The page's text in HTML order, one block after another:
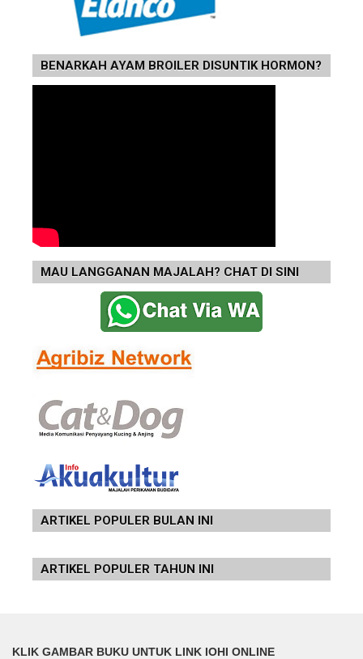
BENARKAH AYAM BROILER DISUNTIK HORMON?
MAU LANGGANAN MAJALAH? CHAT DI SINI
ARTIKEL POPULER BULAN INI
ARTIKEL POPULER TAHUN INI
KLIK GAMBAR BUKU UNTUK LINK IOHI ONLINE